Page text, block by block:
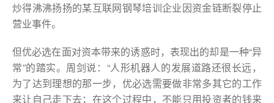
炒得沸沸扬扬的某互联网钢琴培训企业因资金链断裂停止
营业事件。
但优必选在面对资本带来的诱惑时，表现出的却是一种“异
常”的踏实。周剑说：“人形机器人的发展道路还很长远，
为了达到理想的那一步，优必选需要做非常多其它的工作
来让自己走下去；在这个过程中，不能只用投资者的钱来